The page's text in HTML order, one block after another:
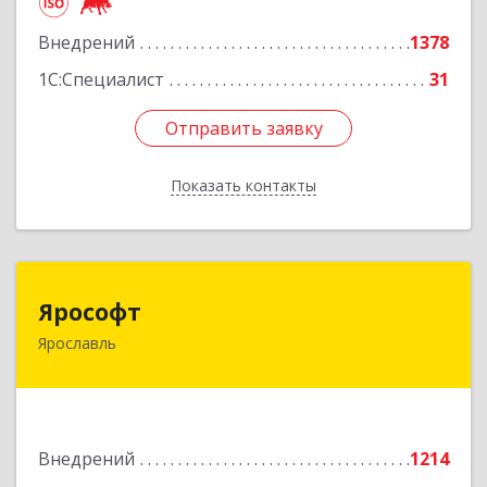
Внедрений
1378
1С:Специалист
31
Отправить заявку
Показать контакты
Отправить заявку
Назад
Ярософт
Ярославль
Внедрений
1214
150040, Ярославская обл, Ярославль г, Октября